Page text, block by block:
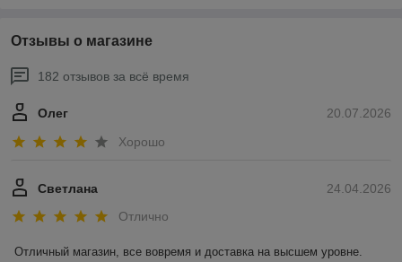
Отзывы о магазине
182 отзывов за всё время
20.07.2026
Олег
Хорошо
24.04.2026
Светлана
Отлично
Отличный магазин, все вовремя и доставка на высшем уровне.